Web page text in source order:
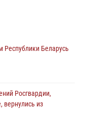
главка Росгвардии
учениях
выезжали по
в Подмосковье
Республики Беларусь
Росгвардии,
из